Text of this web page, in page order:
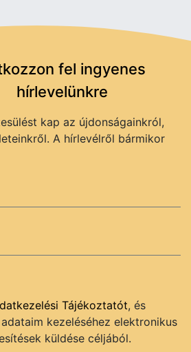
fel ingyenes
hírlevelünkre
kap az újdonságainkról,
A hírlevélről bármikor
Tájékoztatót, és
kezeléséhez elektronikus
küldése céljából.